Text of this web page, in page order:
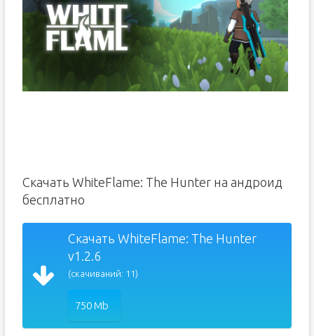
Скачать WhiteFlame: The Hunter на андроид
бесплатно
Скачать WhiteFlame: The Hunter
v1.2.6
(скачиваний: 11)
750 Mb